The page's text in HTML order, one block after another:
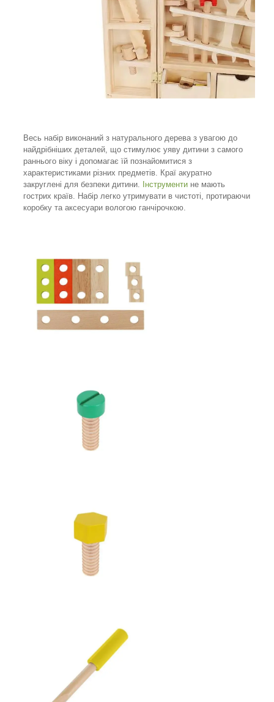
Весь набір виконаний з натурального дерева з увагою до
найдрібніших деталей, що стимулює уяву дитини з самого
раннього віку і допомагає їй познайомитися з
характеристиками різних предметів. Краї акуратно
закруглені для безпеки дитини.
Інструменти не мають
гострих країв. Набір легко утримувати в чистоті, протираючи
коробку та аксесуари вологою ганчірочкою.